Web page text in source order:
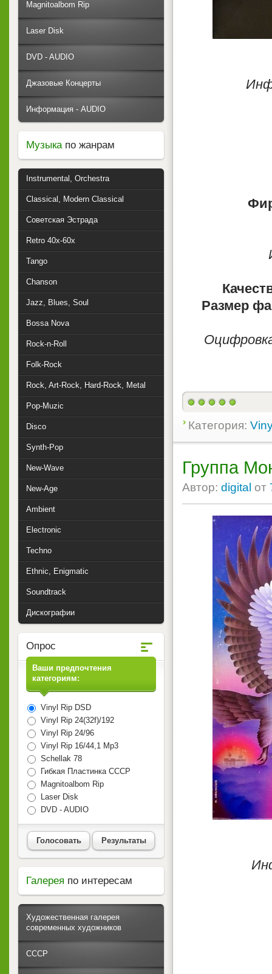
Размер
Категория:
Группа
Автор: digital от
Magnitoalbom Rip
Laser Disk
DVD - AUDIO
Джазовые Концерты
Информация - AUDIO
Музыкапо жанрам
Instrumental, Orchestra
Classical, Modern Classical
Советская Эстрада
Retro 40x-60x
Tango
Chanson
Jazz, Blues, Soul
Bossa Nova
Rock-n-Roll
Folk-Rock
Rock, Art-Rock, Hard-Rock, Metal
Pop-Muzic
Disco
Synth-Pop
New-Wave
New-Age
Ambient
Electronic
Techno
Ethnic, Enigmatic
Soundtrack
Дискографии
Опрос
Ваши предпочтения
категориям:
Vinyl Rip DSD
Vinyl Rip 24(32f)/192
Vinyl Rip 24/96
Vinyl Rip 16/44,1 Mp3
Schellak 78
Гибкая Пластинка СССР
Magnitoalbom Rip
Laser Disk
DVD - AUDIO
Голосовать Результаты
Галерея по интересам
Художественная галерея
современных художников
СССР